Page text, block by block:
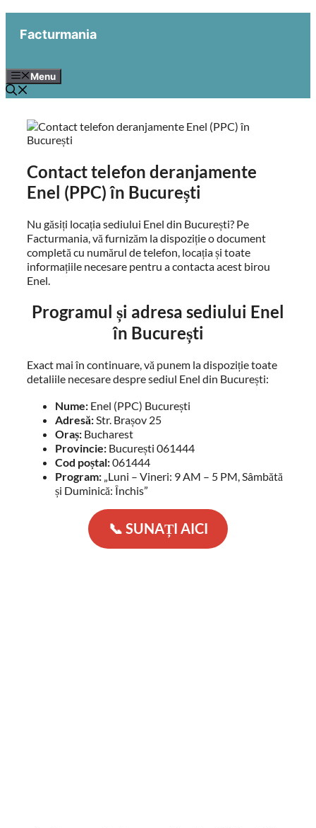
Facturmania
Menu
Contact telefon deranjamente
Enel (PPC) în București
Nu găsiți locația sediului Enel din București? Pe
Facturmania, vă furnizăm la dispoziție o document
completă cu numărul de telefon, locația și toate
informațiile necesare pentru a contacta acest birou
Enel.
Programul și adresa sediului Enel
în București
Exact mai în continuare, vă punem la dispoziție toate
detaliile necesare despre sediul Enel din București:
Nume: Enel (PPC) București
Adresă:Str. Brașov 25
Oraș: Bucharest
Provincie: București 061444
Cod poștal:061444
Program: „Luni – Vineri: 9 AM – 5 PM, Sâmbătă
și Duminică: Închis”
📞 SUNAȚI AICI